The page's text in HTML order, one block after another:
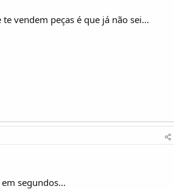
vendem peças é que já não sei...
segundos...